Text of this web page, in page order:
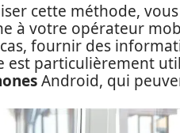
cette méthode,
à votre opérateur
fournir des
est particulièrement
Android, qui